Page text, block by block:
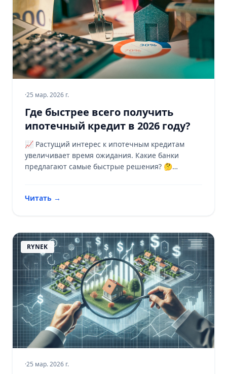
·25 мар. 2026 г.
Где быстрее всего получить
ипотечный кредит в 2026 году?
📈 Растущий интерес к ипотечным кредитам
увеличивает время ожидания. Какие банки
предлагают самые быстрые решения? 🤔
Читать →
RYNEK
·25 мар. 2026 г.